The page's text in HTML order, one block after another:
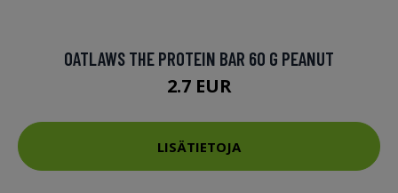
OATLAWS THE PROTEIN BAR 60 G PEANUT
2.7 EUR
LISÄTIETOJA